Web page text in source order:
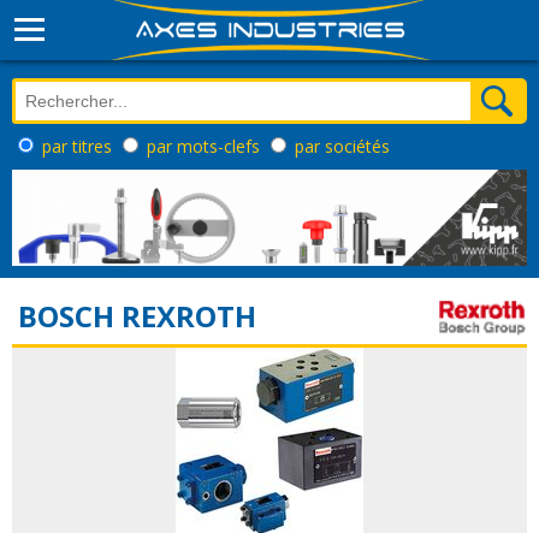
par titres par mots-clefs par sociétés
BOSCH REXROTH